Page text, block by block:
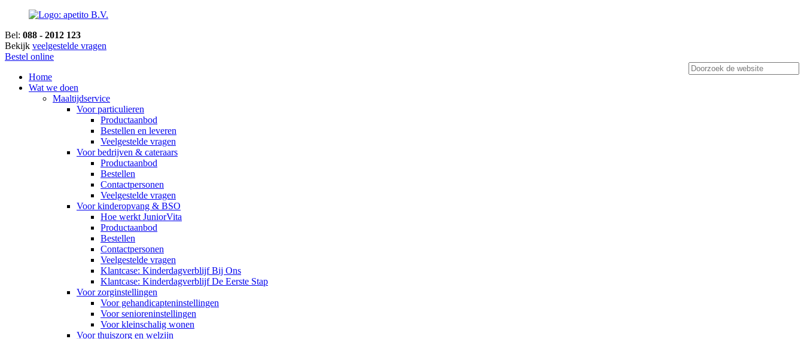
Bel: 088 - 2012 123
Bekijk veelgestelde vragen
Bestel online
Home
Wat we doen
Maaltijdservice
Voor particulieren
Productaanbod
Bestellen en leveren
Veelgestelde vragen
Voor bedrijven & cateraars
Productaanbod
Bestellen
Contactpersonen
Veelgestelde vragen
Voor kinderopvang & BSO
Hoe werkt JuniorVita
Productaanbod
Bestellen
Contactpersonen
Veelgestelde vragen
Klantcase: Kinderdagverblijf Bij Ons
Klantcase: Kinderdagverblijf De Eerste Stap
Voor zorginstellingen
Voor gehandicapteninstellingen
Voor senioreninstellingen
Voor kleinschalig wonen
Voor thuiszorg en welzijn